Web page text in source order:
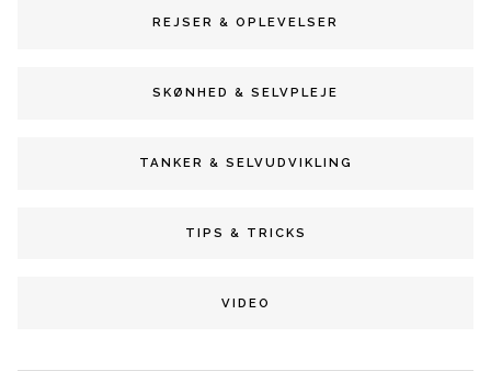
REJSER & OPLEVELSER
SKØNHED & SELVPLEJE
TANKER & SELVUDVIKLING
TIPS & TRICKS
VIDEO